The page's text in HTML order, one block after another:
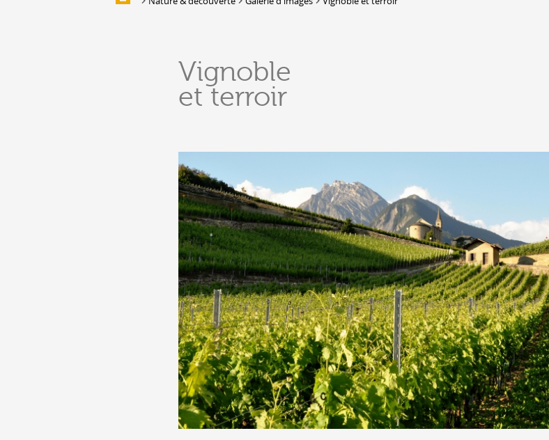
HÉBERGEMENTS &
RESTAURATION
Hébergement
Caveaux de dégustation
Mayens et alpages
Vignoble
et terroir